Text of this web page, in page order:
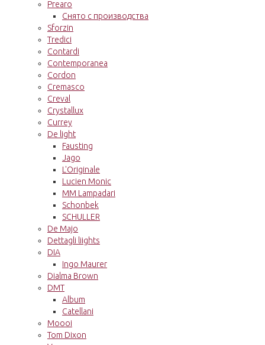
Prearo
Снято с производства
Sforzin
Tredici
Contardi
Contemporanea
Cordon
Cremasco
Creval
Crystallux
Currey
De light
Fausting
Jago
L'Originale
Lucien Monic
MM Lampadari
Schonbek
SCHULLER
De Majo
Dettagli liights
DIA
Ingo Maurer
Dialma Brown
DMT
Album
Catellani
Moooi
Tom Dixon